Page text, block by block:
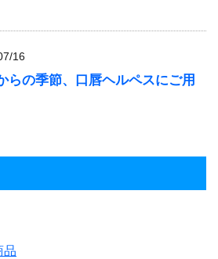
16
らの季節、口唇ヘルペスにご用
品